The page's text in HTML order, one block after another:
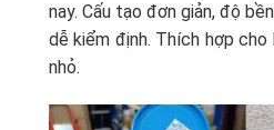
nay. Cấu tạo đơn giản, độ
dễ kiểm định. Thích hợp cho
nhỏ.